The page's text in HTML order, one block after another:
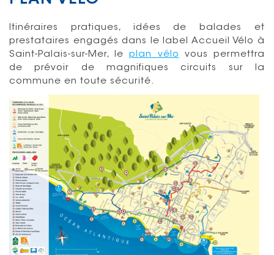
Itinéraires pratiques, idées de balades et
prestataires engagés dans le label Accueil Vélo à
Saint-Palais-sur-Mer, leplan vélo
vous permettra
de prévoir de magnifiques circuits sur la
commune en toute sécurité.